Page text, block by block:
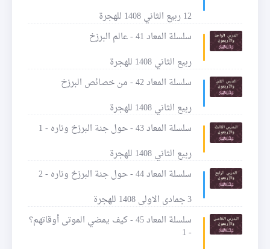
12 ربيع الثاني 1408 للهجرة
سلسلة المعاد 41 - عالم البرزخ
ربيع الثاني 1408 للهجرة
سلسلة المعاد 42 - من خصائص البرزخ
ربيع الثاني 1408 للهجرة
سلسلة المعاد 43 - حول جنة البرزخ وناره - 1
ربيع الثاني 1408 للهجرة
سلسلة المعاد 44 - حول جنة البرزخ وناره - 2
3 جمادى الاولى 1408 للهجرة
سلسلة المعاد 45 - كيف يمضي الموتى أوقاتهم؟
- 1